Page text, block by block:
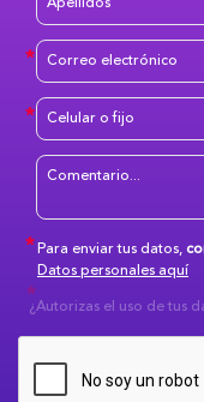
Para enviar tus datos,
Datos personales aquí
¿Autorizas el uso de tus